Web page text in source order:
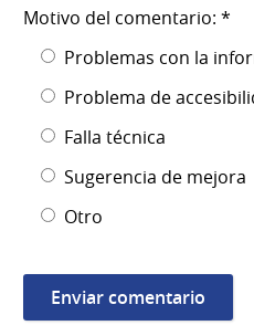
Motivo del comentario: *
Problemas con la
Problema de
Falla técnica
Sugerencia de mejora
Otro